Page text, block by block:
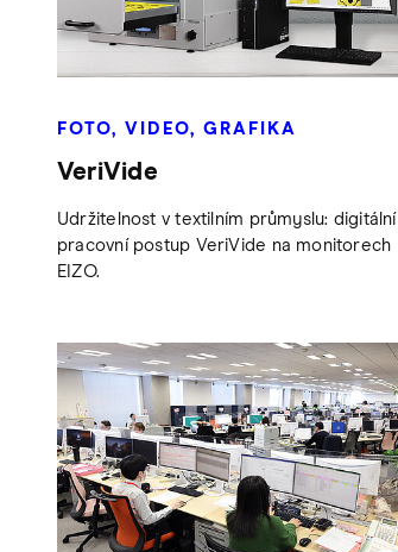
FOTO, VIDEO, GRAFIKA
VeriVide
Udržitelnost v textilním průmyslu: digitální
pracovní postup VeriVide na monitorech
EIZO.